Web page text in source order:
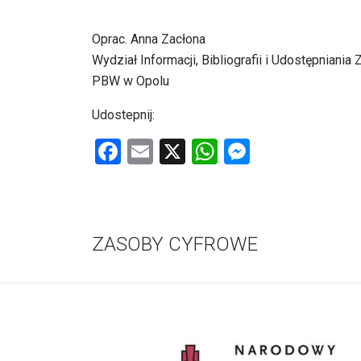
Oprac. Anna Zacłona
Wydział Informacji, Bibliografii i Udostępniania
PBW w Opolu
Udostepnij:
F
b
o
E
X
W
s
A
n
g
ZASOBY CYFROWE